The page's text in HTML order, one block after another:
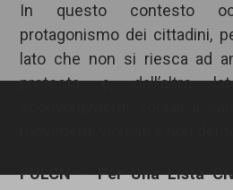
In questo contesto
protagonismo dei cittadini,
lato che non si riesca ad
protesta e, dall’altro
PULCN – Per Una Lista